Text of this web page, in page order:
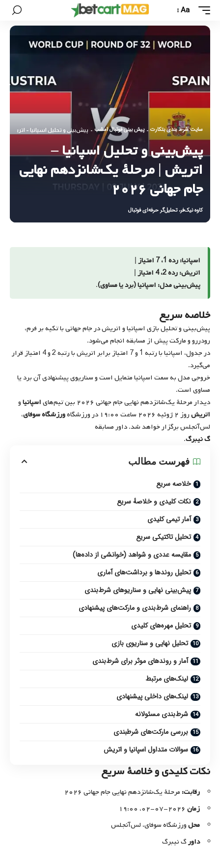
Aa
سایت شرط بندی بتکارت - پیش بینی فوتبال امشب - پیش‌بینی و تحلیل اسپانیا – اتریش |
پیش‌بینی و تحلیل اسپانیا –
اتریش | مرحلهٔ یک‌شانزدهم نهایی
جام جهانی ۲۰۲۶
کاوه نیک‌فر، تحلیل‌گر حرفه‌ای فوتبال
اسپانیا: رده 1، 7 امتیاز
|
اتریش: رده 2، 4 امتیاز
|
پیش‌بینی مدل: اسپانیا (برد یا مساوی).
خلاصه سریع
پیش‌بینی و تحلیل بازی اسپانیا و اتریش در جام جهانی با تکیه بر فرم،
رودررو و مارکت پیش از مسابقه انجام می‌شود.
در جدول، اسپانیا با رتبه 1 و 7 امتیاز برابر اتریش با رتبه 2 و 4 امتیاز قرار
می‌گیرد.
خروجی مدل به سمت اسپانیا متمایل است و سناریوی پیشنهادی آن برد یا
مساوی است.
دیدار مرحلهٔ یک‌شانزدهم نهایی جام جهانی ۲۰۲۶ بین تیم‌های
اسپانیاو
اتریشروز۲ ژوئیه ۲۰۲۶ ساعت ۱۹:۰۰ در ورزشگاهورزشگاه سوفای،
لس‌آنجلس برگزار خواهد شد. داور مسابقه
گ نیبرگ.
فهرست مطالب
خلاصه سریع
نکات کلیدی و خلاصهٔ سریع
آمار تیمی کلیدی
تحلیل تاکتیکی سریع
مقایسه عددی و شواهد (خوانشی از داده‌ها)
تحلیل روندها و برداشت‌های آماری
پیش‌بینی نهایی و سناریوهای شرط‌بندی
راهنمای شرط‌بندی و مارکت‌های پیشنهادی
تحلیل مهره‌های کلیدی
تحلیل نهایی و سناریوی بازی
آمار و روندهای موثر برای شرط‌بندی
لینک‌های مرتبط
لینک‌های داخلی پیشنهادی
شرط‌بندی مسئولانه
بررسی مارکت‌های شرطبندی
سوالات متداول اسپانیا و اتریش
نکات کلیدی و خلاصهٔ سریع
رقابت: مرحلهٔ یک‌شانزدهم نهایی جام جهانی ۲۰۲۶
زمان
محلورزشگاه سوفای، لس‌آنجلس
داورگ نیبرگ